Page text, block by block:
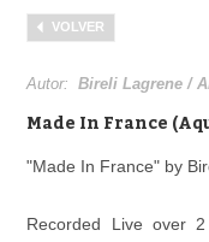
Menu
Biblioteca
VOLVER
Autor:Bireli Lagrene /
Made In France
"Made In France" by
Recorded Live over